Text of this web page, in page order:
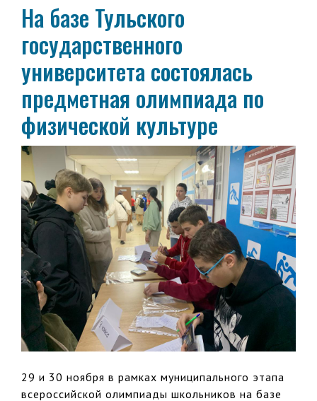
На базе Тульского
государственного
университета состоялась
предметная олимпиада по
физической культуре
29 и 30 ноября в рамках муниципального этапа
всероссийской олимпиады школьников на базе